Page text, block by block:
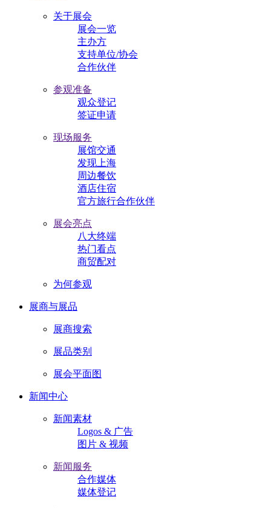
关于展会
展会一览
主办方
支持单位/协会
合作伙伴
参观准备
观众登记
签证申请
现场服务
展馆交通
发现上海
周边餐饮
酒店住宿
官方旅行合作伙伴
展会亮点
八大终端
热门看点
商贸配对
为何参观
展商与展品
展商搜索
展品类别
展会平面图
新闻中心
新闻素材
Logos & 广告
图片 & 视频
新闻服务
合作媒体
媒体登记